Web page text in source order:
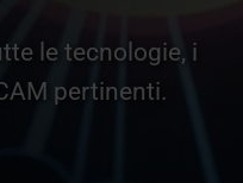
le tecnologie, i
pertinenti.